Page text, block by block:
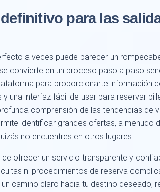
para las
a veces puede parecer un
convierte en un proceso paso a paso
para proporcionarte información
una interfaz fácil de usar para reservar
comprensión de las tendencias de
identificar grandes ofertas, a menudo
no encuentres en otros lugares.
ofrecer un servicio transparente y
ni procedimientos de reserva
camino claro hacia tu destino deseado,